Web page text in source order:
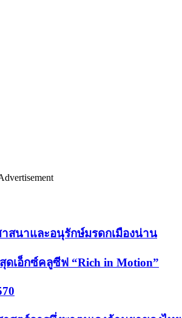
สนาและอนุรักษ์มรดกเมืองน่าน
ดเอ็กซ์คลูซีฟ “Rich in Motion”